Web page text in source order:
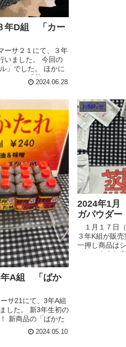
年D組 「カー
ーサ２１にて、３年
いました。 今回の
」でした。 ほかに
ン」や「芋けん
した。 お越しいた
2024.06.28
A組 「ばか
サ21にて、3年A組
した。 新3年生初の
新商品の「ばかた
まなおつまみの販
魚アーモンドやミ
2024.05.10
お知らせ
2024年1
ガパウダー
１月１７日
３年K組が販
一押し商品は
かにも大人気